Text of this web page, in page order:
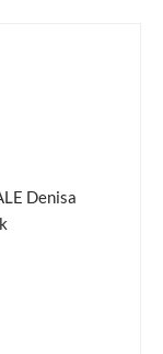
Denisa